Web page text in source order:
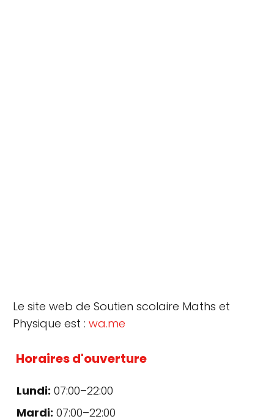
Le site web de Soutien scolaire Maths et
Physique est : wa.me
Horaires d'ouverture
Lundi: 07:00–22:00
Mardi: 07:00–22:00